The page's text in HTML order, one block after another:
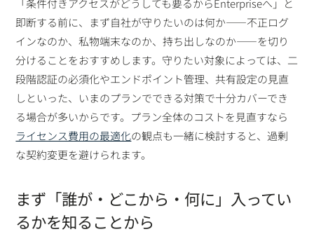
「条件付きアクセスがどうしても要るからEnterpriseへ」と
即断する前に、まず自社が守りたいのは何か——不正ログ
インなのか、私物端末なのか、持ち出しなのか——を切り
分けることをおすすめします。守りたい対象によっては、二
段階認証の必須化やエンドポイント管理、共有設定の見直
しといった、いまのプランでできる対策で十分カバーでき
る場合が多いからです。プラン全体のコストを見直すなら
ライセンス費用の最適化の観点も一緒に検討すると、過剰
な契約変更を避けられます。
まず「誰が・どこから・何に」入ってい
るかを知ることから